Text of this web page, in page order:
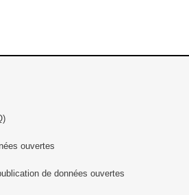
ouvertes
de données ouvertes